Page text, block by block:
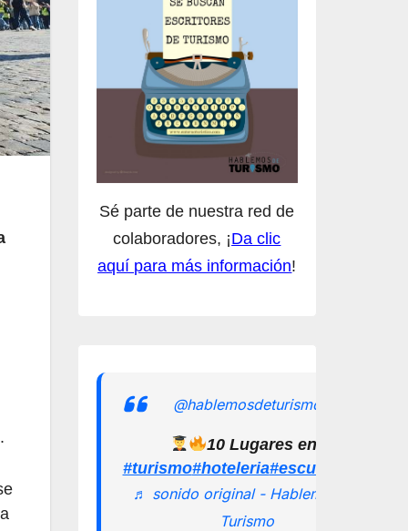
Sé parte de nuestra red de
colaboradores, ¡Da clic
aquí para más información!
@hablemosdeturismomx
10 Lugares en los que
#turismo#hoteleria
♬ sonido original - Hablemos de
Turismo